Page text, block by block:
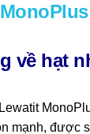
về hạt
mạnh, được